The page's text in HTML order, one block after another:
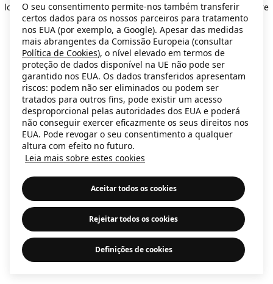
loadingsecondhand.ikea.com (see the browser console for more
information).
O seu consentimento permite-nos também transferir
certos dados para os nossos parceiros para tratamento
nos EUA (por exemplo, a Google). Apesar das medidas
mais abrangentes da Comissão Europeia (consultar
Política de Cookies), o nível elevado em termos de
proteção de dados disponível na UE não pode ser
garantido nos EUA. Os dados transferidos apresentam
riscos: podem não ser eliminados ou podem ser
tratados para outros fins, pode existir um acesso
desproporcional pelas autoridades dos EUA e poderá
não conseguir exercer eficazmente os seus direitos nos
EUA. Pode revogar o seu consentimento a qualquer
altura com efeito no futuro.
Leia mais sobre estes cookies
Aceitar todos os cookies
Rejeitar todos os cookies
Definições de cookies